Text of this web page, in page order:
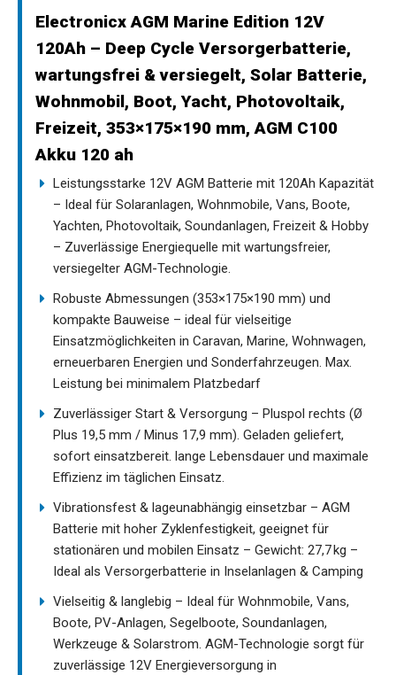
Electronicx AGM Marine Edition 12V
120Ah – Deep Cycle Versorgerbatterie,
wartungsfrei & versiegelt, Solar Batterie,
Wohnmobil, Boot, Yacht, Photovoltaik,
Freizeit, 353×175×190 mm, AGM C100
Akku 120 ah
Leistungsstarke 12V AGM Batterie mit 120Ah Kapazität
– Ideal für Solaranlagen, Wohnmobile, Vans, Boote,
Yachten, Photovoltaik, Soundanlagen, Freizeit & Hobby
– Zuverlässige Energiequelle mit wartungsfreier,
versiegelter AGM-Technologie.
Robuste Abmessungen (353×175×190 mm) und
kompakte Bauweise – ideal für vielseitige
Einsatzmöglichkeiten in Caravan, Marine, Wohnwagen,
erneuerbaren Energien und Sonderfahrzeugen. Max.
Leistung bei minimalem Platzbedarf
Zuverlässiger Start & Versorgung – Pluspol rechts (Ø
Plus 19,5 mm / Minus 17,9 mm). Geladen geliefert,
sofort einsatzbereit. lange Lebensdauer und maximale
Effizienz im täglichen Einsatz.
Vibrationsfest & lageunabhängig einsetzbar – AGM
Batterie mit hoher Zyklenfestigkeit, geeignet für
stationären und mobilen Einsatz – Gewicht: 27,7 kg –
Ideal als Versorgerbatterie in Inselanlagen & Camping
Vielseitig & langlebig – Ideal für Wohnmobile, Vans,
Boote, PV-Anlagen, Segelboote, Soundanlagen,
Werkzeuge & Solarstrom. AGM-Technologie sorgt für
zuverlässige 12V Energieversorgung in